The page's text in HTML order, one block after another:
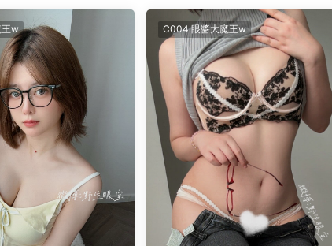
w C004.眼醬大魔王w